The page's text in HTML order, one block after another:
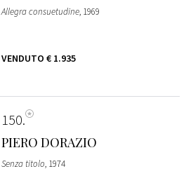
Allegra consuetudine, 1969
VENDUTO € 1.935
150
PIERO DORAZIO
Senza titolo, 1974